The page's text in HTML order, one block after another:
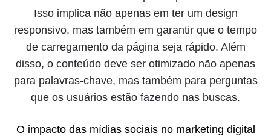
Isso implica não apenas em ter um design
responsivo, mas também em garantir que o tempo
de carregamento da página seja rápido. Além
disso, o conteúdo deve ser otimizado não apenas
para palavras-chave, mas também para perguntas
que os usuários estão fazendo nas buscas.
O impacto das mídias sociais no marketing digital